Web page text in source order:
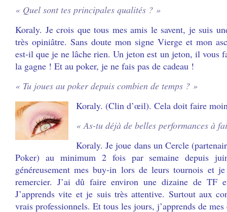
« Quel sont tes principales qualités ? »
Koraly. Je crois que tous mes amis le savent, je suis
très opiniâtre. Sans doute mon signe Vierge et mon
est-il que je ne lâche rien. Un jeton est un jeton, il vous
la gagne ! Et au poker, je ne fais pas de cadeau !
« Tu joues au poker depuis combien de temps ? »
Koraly. (Clin d’œil). Cela doit faire
« As-tu déjà de belles performances à
Koraly. Je joue dans un Cercle
Poker) au minimum 2 fois par semaine depuis
généreusement mes buy-in lors de leurs tournois et
remercier. J’ai dû faire environ une dizaine de TF
J’apprends vite et je suis très attentive. Surtout aux
vrais professionnels. Et tous les jours, j’apprends de mes